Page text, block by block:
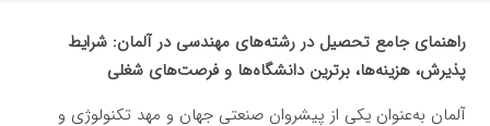
راهنمای جامع تحصیل در رشته‌های مهندسی در آلمان: شرایط
پذیرش، هزینه‌ها، برترین دانشگاه‌ها و فرصت‌های شغلی
آلمان به‌عنوان یکی از پیشروان صنعتی جهان و مهد تکنولوژی و